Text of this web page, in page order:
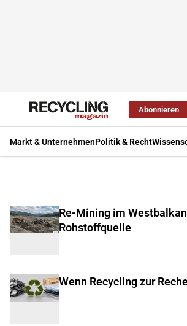
Abonnieren
Markt & UnternehmenPolitik & Recht
Re-Mining im
Rohstoffquelle
Wenn Recycling zur